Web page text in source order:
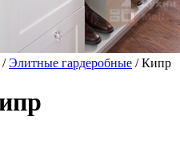
/Элитные гардеробные / Кипр